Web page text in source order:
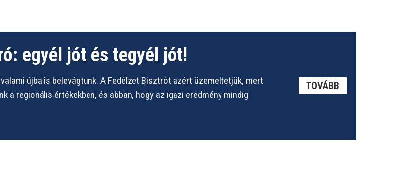
egyél jót és tegyél jót!
újba is belevágtunk. A Fedélzet Bisztrót azért üzemeltetjük, mert
a regionális értékekben, és abban, hogy az igazi eredmény mindig
TOVÁBB